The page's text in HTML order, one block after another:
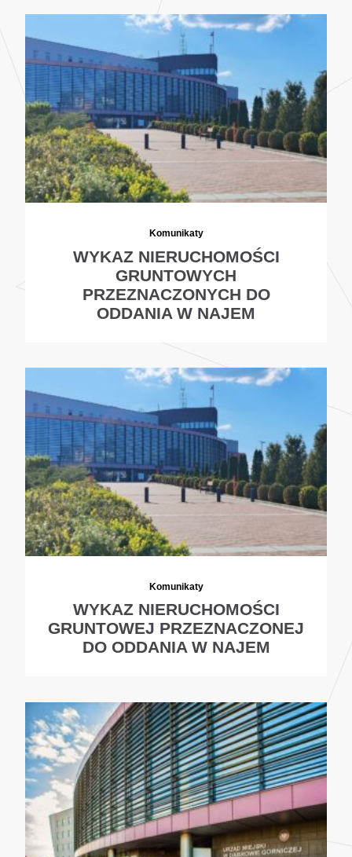
Komunikaty
WYKAZ NIERUCHOMOŚCI
GRUNTOWYCH
PRZEZNACZONYCH DO
ODDANIA W NAJEM
Komunikaty
WYKAZ NIERUCHOMOŚCI
GRUNTOWEJ PRZEZNACZONEJ
DO ODDANIA W NAJEM